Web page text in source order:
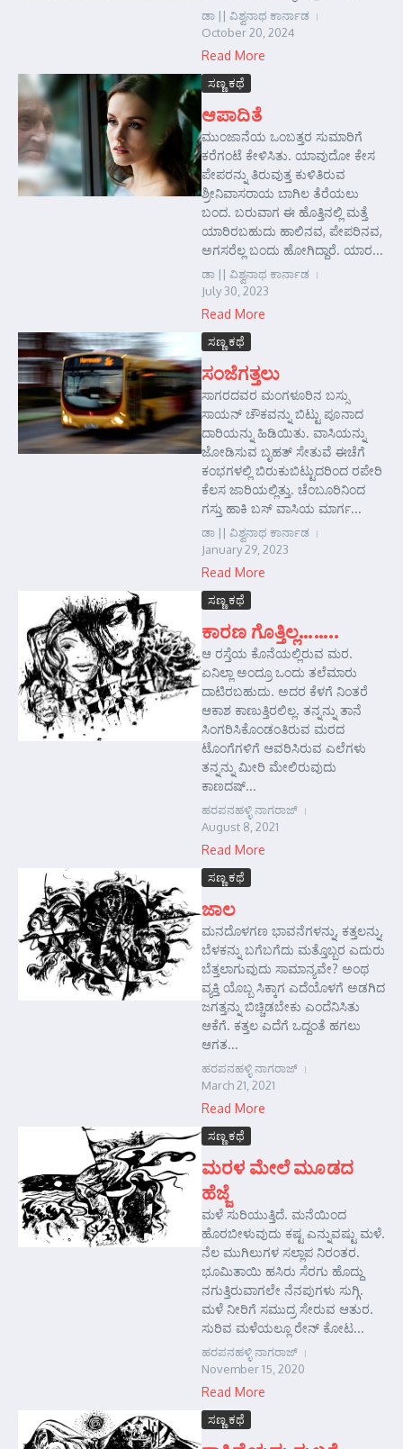
ಡಾ || ವಿಶ್ವನಾಥ ಕಾರ್ನಾಡ
October 20, 2024
Read More
ಸಣ್ಣ ಕಥೆ
ಆಪಾದಿತೆ
ಮುಂಜಾನೆಯ ಒಂಬತ್ತರ ಸುಮಾರಿಗೆ
ಕರೆಗಂಟೆ ಕೇಳಿಸಿತು. ಯಾವುದೋ ಕೇಸ
ಪೇಪರನ್ನು ತಿರುವುತ್ತ ಕುಳಿತಿರುವ
ಶ್ರೀನಿವಾಸರಾಯ ಬಾಗಿಲ ತೆರೆಯಲು
ಬಂದ. ಬರುವಾಗ ಈ ಹೊತ್ತಿನಲ್ಲಿ ಮತ್ತೆ
ಯಾರಿರಬಹುದು ಹಾಲಿನವ, ಪೇಪರಿನವ,
ಅಗಸರೆಲ್ಲ ಬಂದು ಹೋಗಿದ್ದಾರೆ. ಯಾರ...
ಡಾ || ವಿಶ್ವನಾಥ ಕಾರ್ನಾಡ
July 30, 2023
Read More
ಸಣ್ಣ ಕಥೆ
ಸಂಜೆಗತ್ತಲು
ಸಾಗರದವರ ಮಂಗಳೂರಿನ ಬಸ್ಸು
ಸಾಯನ್ ಚೌಕವನ್ನು ಬಿಟ್ಟು ಪೂನಾದ
ದಾರಿಯನ್ನು ಹಿಡಿಯಿತು. ವಾಸಿಯನ್ನು
ಜೋಡಿಸುವ ಬೃಹತ್ ಸೇತುವೆ ಈಚೆಗೆ
ಕಂಭಗಳಲ್ಲಿ ಬಿರುಕುಬಿಟ್ಟುದರಿಂದ ರಪೇರಿ
ಕೆಲಸ ಜಾರಿಯಲ್ಲಿತ್ತು. ಚೆಂಬೂರಿನಿಂದ
ಗಸ್ತು ಹಾಕಿ ಬಸ್ ವಾಸಿಯ ಮಾರ್ಗ...
ಡಾ || ವಿಶ್ವನಾಥ ಕಾರ್ನಾಡ
January 29, 2023
Read More
ಸಣ್ಣ ಕಥೆ
ಕಾರಣ ಗೊತ್ತಿಲ್ಲ……..
ಆ ರಸ್ತೆಯ ಕೊನೆಯಲ್ಲಿರುವ ಮರ.
ಏನಿಲ್ಲಾ ಅಂದ್ರೂ ಒಂದು ತಲೆಮಾರು
ದಾಟಿರಬಹುದು. ಅದರ ಕೆಳಗೆ ನಿಂತರೆ
ಆಕಾಶ ಕಾಣುತ್ತಿರಲಿಲ್ಲ. ತನ್ನನ್ನು ತಾನೆ
ಸಿಂಗರಿಸಿಕೊಂಡಂತಿರುವ ಮರದ
ಟೊಂಗೆಗಳಿಗೆ ಆವರಿಸಿರುವ ಎಲೆಗಳು
ತನ್ನನ್ನು ಮೀರಿ ಮೇಲಿರುವುದು
ಕಾಣದಷ್...
ಹರಪನಹಳ್ಳಿ ನಾಗರಾಜ್
August 8, 2021
Read More
ಸಣ್ಣ ಕಥೆ
ಜಾಲ
ಮನದೊಳಗಣ ಭಾವನೆಗಳನ್ನು, ಕತ್ತಲನ್ನು,
ಬೆಳಕನ್ನು ಬಗೆಬಗೆದು ಮತ್ತೊಬ್ಬರ ಎದುರು
ಬೆತ್ತಲಾಗುವುದು ಸಾಮಾನ್ಯವೇ? ಅಂಥ
ವ್ಯಕ್ತಿ ಯೊಬ್ಬ ಸಿಕ್ಕಾಗ ಎದೆಯೊಳಗೆ ಅಡಗಿದ
ಜಗತ್ತನ್ನು ಬಿಚ್ಚಿಡಬೇಕು ಎಂದೆನಿಸಿತು
ಆಕೆಗೆ. ಕತ್ತಲ ಎದೆಗೆ ಒದ್ದಂತೆ ಹಗಲು
ಆಗತ...
ಹರಪನಹಳ್ಳಿ ನಾಗರಾಜ್
March 21, 2021
Read More
ಸಣ್ಣ ಕಥೆ
ಮರಳ ಮೇಲೆ ಮೂಡದ
ಹೆಜ್ಜೆ
ಮಳೆ ಸುರಿಯುತ್ತಿದೆ. ಮನೆಯಿಂದ
ಹೊರಬೀಳುವುದು ಕಷ್ಟ ಎನ್ನುವಷ್ಟು ಮಳೆ.
ನೆಲ ಮುಗಿಲುಗಳ ಸಲ್ಲಾಪ ನಿರಂತರ.
ಭೂಮಿತಾಯಿ ಹಸಿರು ಸೆರಗು ಹೊದ್ದು
ನಗುತ್ತಿರುವಾಗಲೇ ನೆನಪುಗಳು ಸುಗ್ಗಿ.
ಮಳೆ ನೀರಿಗೆ ಸಮುದ್ರ ಸೇರುವ ಆತುರ.
ಸುರಿವ ಮಳೆಯಲ್ಲೂ ರೇನ್ ಕೋಟ...
ಹರಪನಹಳ್ಳಿ ನಾಗರಾಜ್
November 15, 2020
Read More
ಸಣ್ಣ ಕಥೆ